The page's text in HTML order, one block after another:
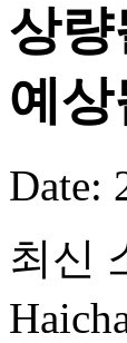
상량
예상
Date:
최신